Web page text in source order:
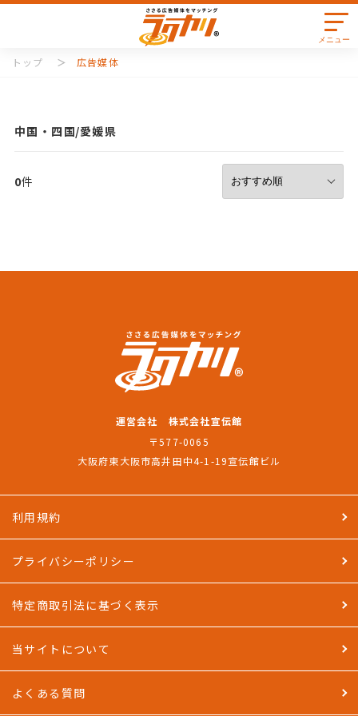
メニュー
トップ 広告媒体
中国・四国 愛媛県
0件
利用規約
プライバシーポリシー
特定商取引法に基づく表示
当サイトについて
よくある質問
運営会社 株式会社宣伝館
〒577-0065
大阪府東大阪市高井田中4-1-19宣伝館ビル